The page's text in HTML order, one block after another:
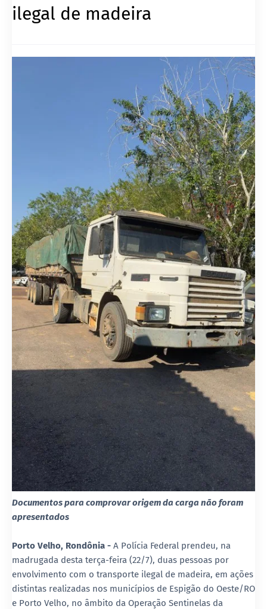
ilegal de madeira
Documentos para comprovar origem da carga não foram
apresentados
Porto Velho, Rondônia - A Polícia Federal prendeu, na
madrugada desta terça-feira (22/7), duas pessoas por
envolvimento com o transporte ilegal de madeira, em ações
distintas realizadas nos municípios de Espigão do Oeste/RO
e Porto Velho, no âmbito da Operação Sentinelas da